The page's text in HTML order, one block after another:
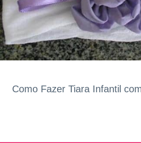
Como Fazer Tiara Infantil